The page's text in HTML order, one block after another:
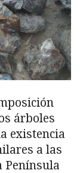
árboles
existencia
a las
Península